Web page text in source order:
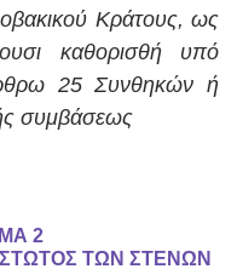
Κράτους, ως
καθορισθή υπό
25 Συνθηκών ή
συμβάσεως
2
ΤΩΝ ΣΤΕΝΩΝ